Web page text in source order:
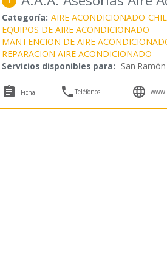
Categoría: AIRE ACONDICIONADO
EQUIPOS DE AIRE ACONDICIONADO
MANTENCION DE AIRE
REPARACION AIRE ACONDICIONADO
Servicios disponibles para: San Ramón
 Ficha Teléfonos 